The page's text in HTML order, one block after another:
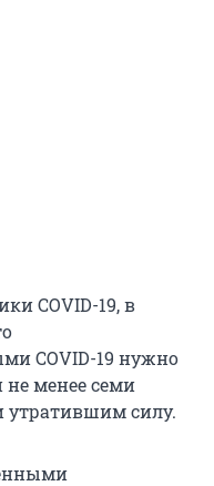
COVID-19, в
COVID-19 нужно
не менее семи
утратившим силу.